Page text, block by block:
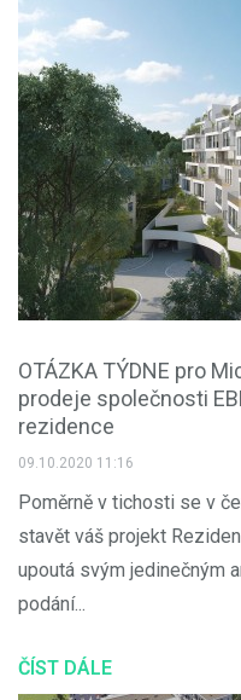
OTÁZKA TÝDNE pro
prodeje společnosti
rezidence
09.10.2020 11:16
Poměrně v tichosti se v
stavět váš projekt
upoutá svým jedinečným
podání...
ČÍST DÁLE